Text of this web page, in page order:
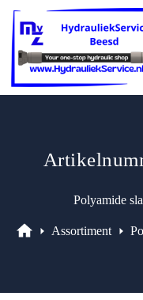
naar
inhoud
Polyamide
Assortiment